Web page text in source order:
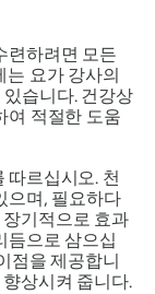
련하려면 모든
는 요가 강사의
습니다. 건강상
여 적절한 도움
따르십시오. 천
으며, 필요하다
기적으로 효과
듬으로 삼으십
점을 제공합니
상시켜 줍니다.